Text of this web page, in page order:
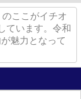
のここがイチオ
ています。令和
魅力となって